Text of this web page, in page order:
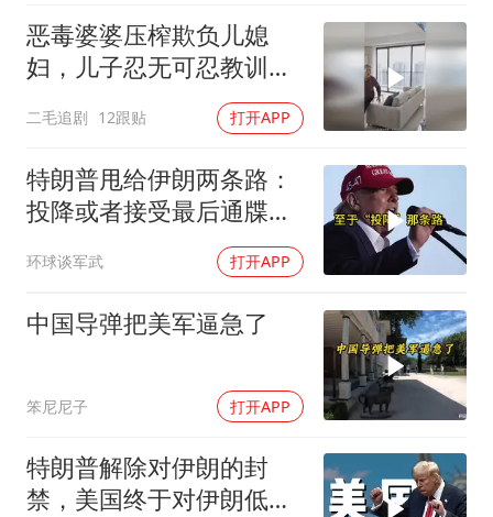
从科技创新看开局起步的时与势
恶毒婆婆压榨欺负儿媳
妇，儿子忍无可忍教训母
二毛追剧 12跟贴 打开APP
特朗普甩给伊朗两条路：
投降或者接受最后通牒，
伊朗两条都没选，转头又
打下美军一架无人机
环球谈军武 打开APP
中国导弹把美军逼急了
笨尼尼子 打开APP
特朗普解除对伊朗的封
禁，美国终于对伊朗低头